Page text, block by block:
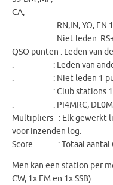
CA,
. RN,IN, YO, FN
. : Niet leden
QSO punten : Leden van
. : Leden van andere
. : Niet leden 1
. : Club stations 10
. : PI4MRC, DL0MF,
Multipliers : Elk gewerkt
voor inzenden log.
Score : Totaal aantal
Men kan een station per
CW, 1x FM en 1x SSB)